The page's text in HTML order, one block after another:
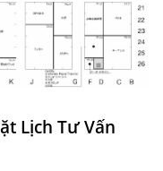
Lịch Tư Vấn